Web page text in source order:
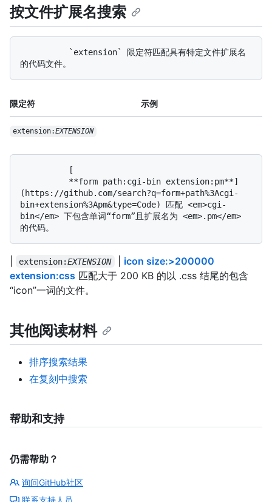
按文件扩展名搜索
限定符 示例
extension:EXTENSION
(https://github.com/search?q=form+path%3Acgi-
bin+extension%3Apm&type=Code) 匹配 <em>cgi-
bin</em> 下包含单词“form”且扩展名为 <em>.pm</em>
extension:EXTENSION
icon size:>200000
extension:css 匹配大于 200 KB 的以 .css 结尾的包含
“icon”一词的文件。
其他阅读材料
排序搜索结果
在复刻中搜索
帮助和支持
仍需帮助？
询问GitHub社区
联系支持人员